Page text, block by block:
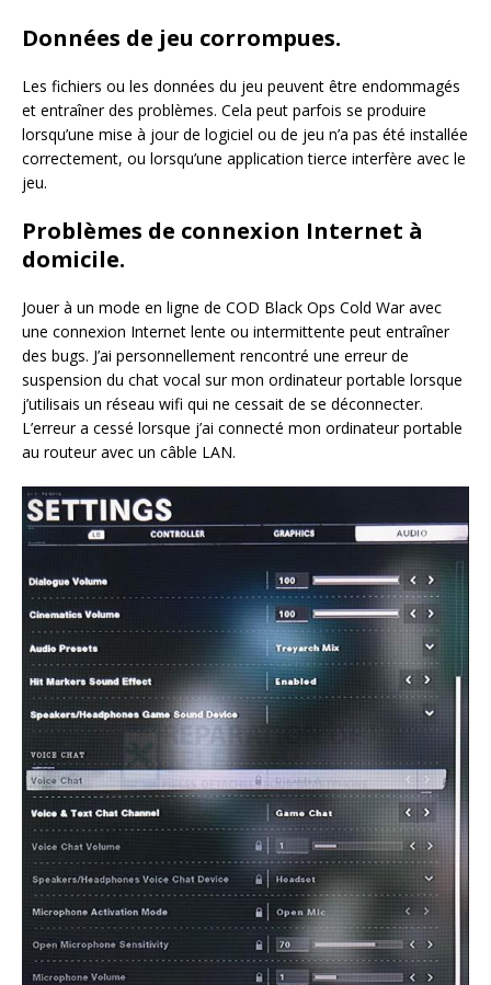
Données de jeu corrompues.
Les fichiers ou les données du jeu peuvent être endommagés
et entraîner des problèmes. Cela peut parfois se produire
lorsqu’une mise à jour de logiciel ou de jeu n’a pas été installée
correctement, ou lorsqu’une application tierce interfère avec le
jeu.
Problèmes de connexion Internet à
domicile.
Jouer à un mode en ligne de COD Black Ops Cold War avec
une connexion Internet lente ou intermittente peut entraîner
des bugs. J’ai personnellement rencontré une erreur de
suspension du chat vocal sur mon ordinateur portable lorsque
j’utilisais un réseau wifi qui ne cessait de se déconnecter.
L’erreur a cessé lorsque j’ai connecté mon ordinateur portable
au routeur avec un câble LAN.